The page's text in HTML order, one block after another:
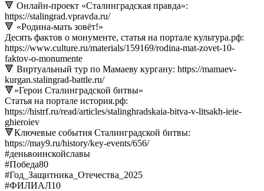
🔻 Онлайн-проект «Сталинградская правда»:
https://stalingrad.vpravda.ru/
🔻 «Родина-мать зовёт!»
Десять фактов о монументе, статья на портале культура.рф:
https://www.culture.ru/materials/159169/rodina-mat-zovet-10-
faktov-o-monumente
🔻 Виртуальный тур по Мамаеву кургану: ️https://mamaev-
kurgan.stalingrad-battle.ru/
🔻»Герои Сталинградской битвы»
Статья на портале история.рф:
https://histrf.ru/read/articles/stalinghradskaia-bitva-v-litsakh-ieie-
ghieroiev
🔻Ключевые события Сталинградской битвы:
https://may9.ru/history/key-events/656/
#деньвоинскойславы
#Победа80
#Год_Защитника_Отечества_2025
#ФИЛИАЛ10